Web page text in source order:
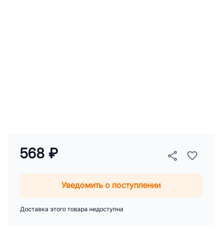
568 ₽
Уведомить о поступлении
Доставка этого товара недоступна